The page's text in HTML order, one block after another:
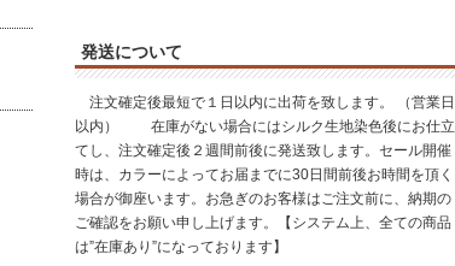
発送について
注文確定後最短で１日以内に出荷を致します。 （営業日
以内） 在庫がない場合にはシルク生地染色後にお仕立
てし、注文確定後２週間前後に発送致します。セール開催
時は、カラーによってお届までに30日間前後お時間を頂く
場合が御座います。お急ぎのお客様はご注文前に、納期の
ご確認をお願い申し上げます。【システム上、全ての商品
は”在庫あり”になっております】